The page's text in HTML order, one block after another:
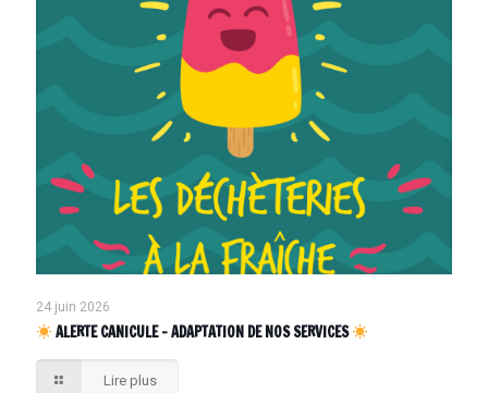
24 juin 2026
ALERTE CANICULE – ADAPTATION DE NOS SERVICES
Lire plus